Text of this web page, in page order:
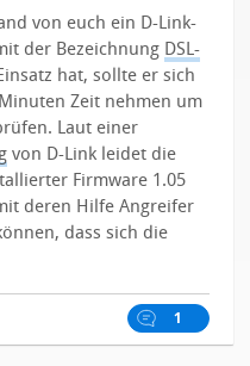
von euch ein D-Link-
der Bezeichnung DSL-
hat, sollte er sich
Zeit nehmen um
Laut einer
von D-Link leidet die
Firmware 1.05
deren Hilfe Angreifer
dass sich die
1